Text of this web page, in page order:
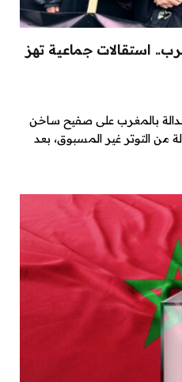
استقالات جماعية تهز
بالمغرب على صفيح ساخن
من التوتر غير المسبوق، بعد